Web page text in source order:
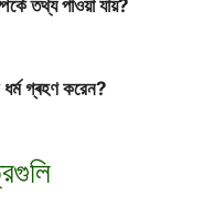
তথ্য পাওয়া যায়?
গ্ৰহণ করেন?